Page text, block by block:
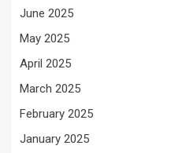
June 2025
May 2025
April 2025
March 2025
February 2025
January 2025